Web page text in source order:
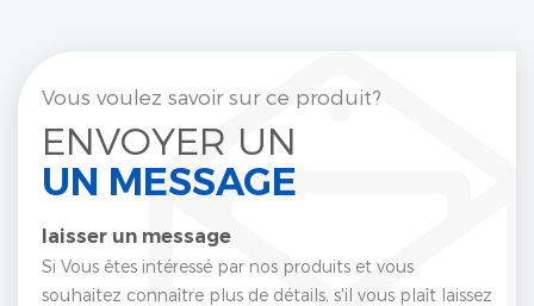
Vous voulez savoir sur ce produit?
ENVOYER UN
UN MESSAGE
laisser un message
Si Vous êtes intéressé par nos produits et vous
souhaitez connaître plus de détails, s'il vous plaît laissez